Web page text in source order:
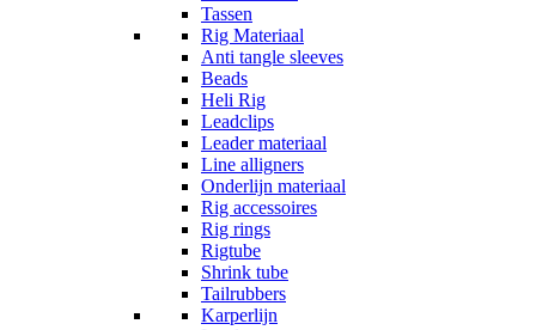
Tassen
Rig Materiaal
Anti tangle sleeves
Beads
Heli Rig
Leadclips
Leader materiaal
Line alligners
Onderlijn materiaal
Rig accessoires
Rig rings
Rigtube
Shrink tube
Tailrubbers
Karperlijn